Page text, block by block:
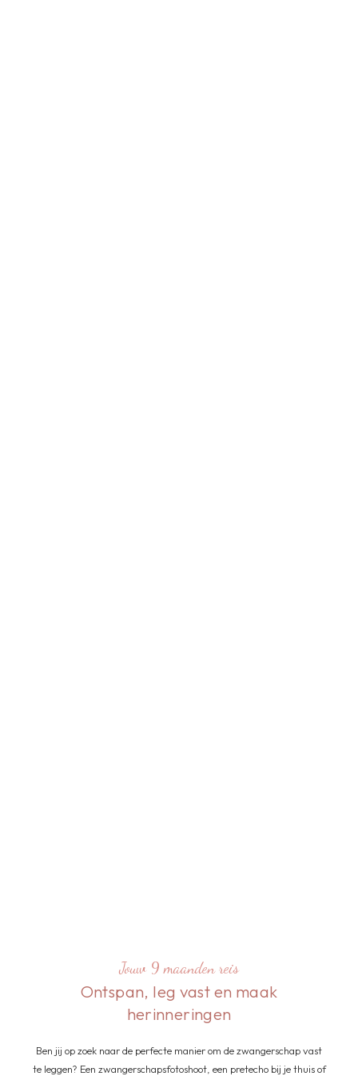
Jouw 9 maanden reis
Ontspan, leg vast en maak
herinneringen
Ben jij op zoek naar de perfecte manier om de zwangerschap vast
te leggen? Een zwangerschapsfotoshoot, een pretecho bij je thuis of